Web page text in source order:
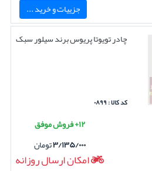
جزییات و خرید ...
چادر تویوتا پریوس برند سیلور سبک
کد کالا : ۰۸۹۹
۱۲+ فروش موفق
۳/۱۳۵/۰۰۰تومان
امکان ارسال روزانه